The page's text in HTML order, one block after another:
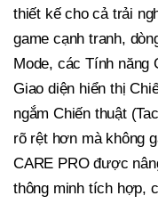
thiết kế cho cả trải
game cạnh tranh,
Mode, các Tính năng
Giao diện hiển thị
ngắm Chiến thuật
rõ rệt hơn mà không
CARE PRO được
thông minh tích hợp,